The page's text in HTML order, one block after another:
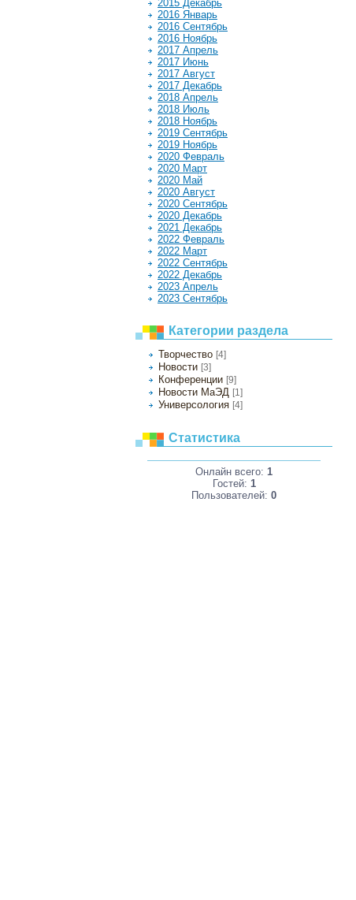
2015 Декабрь
2016 Январь
2016 Сентябрь
2016 Ноябрь
2017 Апрель
2017 Июнь
2017 Август
2017 Декабрь
2018 Апрель
2018 Июль
2018 Ноябрь
2019 Сентябрь
2019 Ноябрь
2020 Февраль
2020 Март
2020 Май
2020 Август
2020 Сентябрь
2020 Декабрь
2021 Декабрь
2022 Февраль
2022 Март
2022 Сентябрь
2022 Декабрь
2023 Апрель
2023 Сентябрь
Категории раздела
Творчество [4]
Новости [3]
Конференции [9]
Новости МаЭД [1]
Универсология [4]
Статистика
Онлайн всего: 1
Гостей: 1
Пользователей: 0